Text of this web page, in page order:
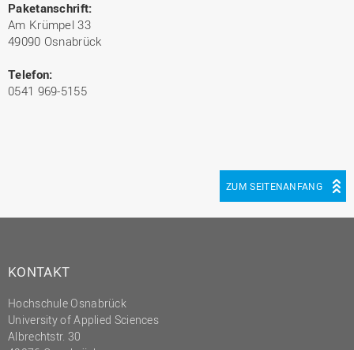
Paketanschrift:
Am Krümpel 33
49090 Osnabrück
Telefon:
0541 969-5155
ZUM SEITENANFANG
KONTAKT
Hochschule Osnabrück
University of Applied Sciences
Albrechtstr. 30